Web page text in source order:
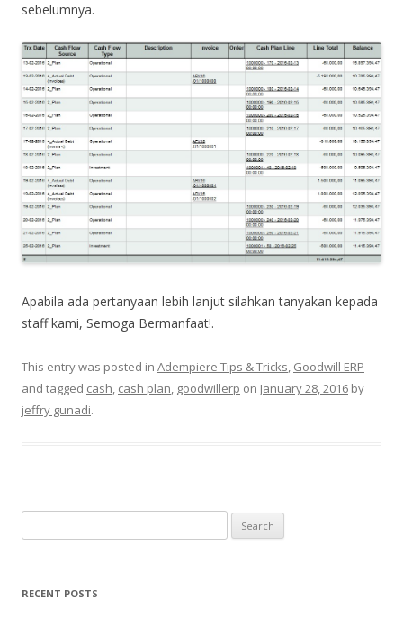
sebelumnya.
Apabila ada pertanyaan lebih lanjut silahkan tanyakan kepada
staff kami, Semoga Bermanfaat!.
This entry was posted in Adempiere Tips & Tricks Goodwill ERP
and tagged cash cash plan goodwillerp on January 28, 2016 by
jeffry gunadi.
for:
RECENT POSTS